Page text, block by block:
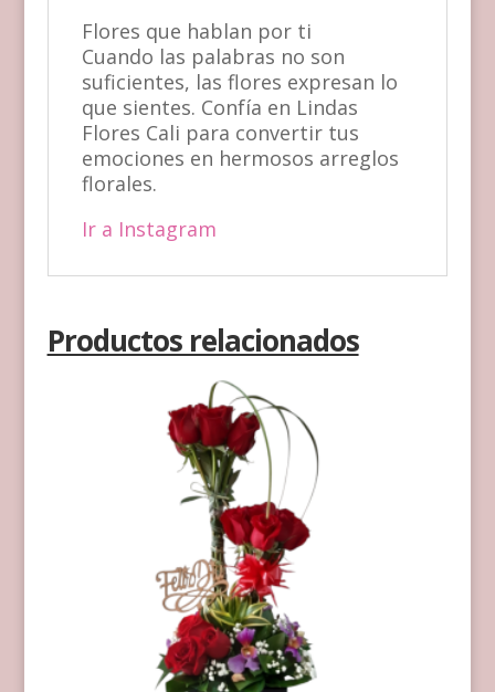
Flores que hablan por ti
Cuando las palabras no son
suficientes, las flores expresan lo
que sientes. Confía en Lindas
Flores Cali para convertir tus
emociones en hermosos arreglos
florales.
Ir a Instagram
Productos relacionados